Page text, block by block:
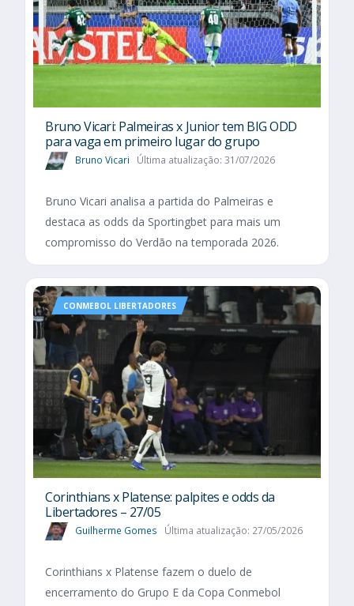
Bruno Vicari: Palmeiras x Junior tem BIG ODD
para vaga em primeiro lugar do grupo
Bruno Vicari Última atualização: 31/07/2026
Bruno Vicari analisa a partida do Palmeiras e
destaca as odds da Sportingbet para mais um
compromisso do Verdão na temporada 2026.
CONMEBOL LIBERTADORES
Corinthians x Platense: palpites e odds da
Libertadores – 27/05
Guilherme Gomes Última atualização: 27/05/2026
Corinthians x Platense fazem o duelo de
encerramento do Grupo E da Copa Conmebol